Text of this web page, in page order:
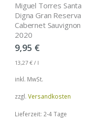
Miguel Torres Santa
Digna Gran Reserva
Cabernet Sauvignon
2020
9,95 €
13,27 € / l
inkl. MwSt.
zzgl. Versandkosten
Lieferzeit: 2-4 Tage